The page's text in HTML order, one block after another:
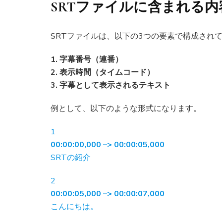
SRTファイルに含まれる内
SRTファイルは、以下の3つの要素で構成されて
1. 字幕番号（連番）
2. 表示時間（タイムコード）
3. 字幕として表示されるテキスト
例として、以下のような形式になります。
1
00:00:00,000 –> 00:00:05,000
SRTの紹介
2
00:00:05,000 –> 00:00:07,000
こんにちは。